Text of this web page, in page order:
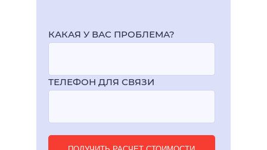
КАКАЯ У ВАС ПРОБЛЕМА?
ТЕЛЕФОН ДЛЯ СВЯЗИ